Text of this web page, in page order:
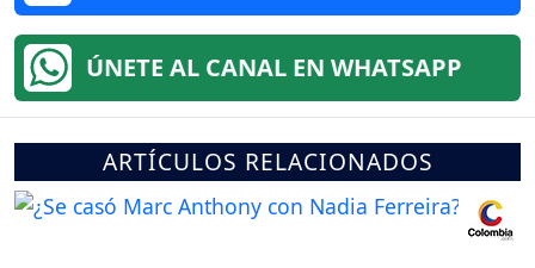
ÚNETE AL CANAL EN WHATSAPP
ARTÍCULOS RELACIONADOS